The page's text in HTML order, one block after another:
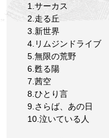
1.サーカス
2.走る丘
3.新世界
4.リムジンドライブ
5.無限の荒野
6.甦る陽
7.茜空
8.ひとり言
9.さらば、あの日
10.泣いている人